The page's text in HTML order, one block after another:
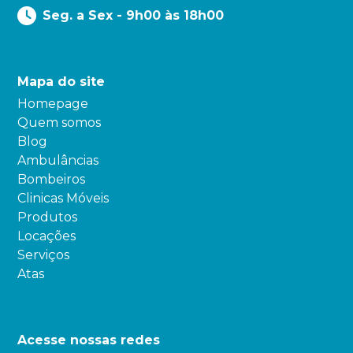
Seg. a Sex - 9h00 às 18h00
Mapa do site
Homepage
Quem somos
Blog
Ambulâncias
Bombeiros
Clinicas Móveis
Produtos
Locações
Serviços
Atas
Acesse nossas redes